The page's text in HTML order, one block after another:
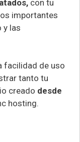
con tu
importantes
y las
facilidad de uso
tanto tu
creado desde
hosting.